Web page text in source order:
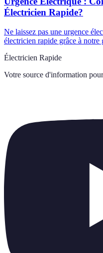
Électricien Rapide?
Ne laissez pas une urgence
électricien rapide grâce à notre
Électricien Rapide
Votre source d'information